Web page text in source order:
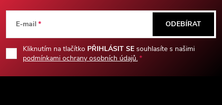
p
a
E-mail
Kliknutím na tlačítko PŘIHLÁSIT SE souhlasíte s našimi
podmínkami ochrany osobních údajů.
ODEBÍRAT